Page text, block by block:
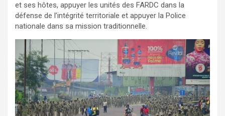
et ses hôtes, appuyer les unités des FARDC dans la
défense de l’intégrité territoriale et appuyer la Police
nationale dans sa mission traditionnelle.